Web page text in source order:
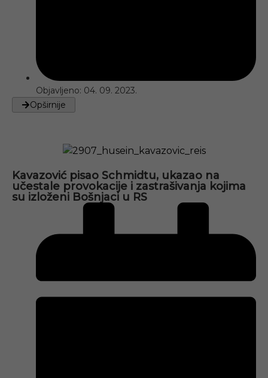
Objavljeno: 04. 09. 2023.
Opširnije
Kavazović pisao Schmidtu, ukazao na
učestale provokacije i zastrašivanja kojima
su izloženi Bošnjaci u RS